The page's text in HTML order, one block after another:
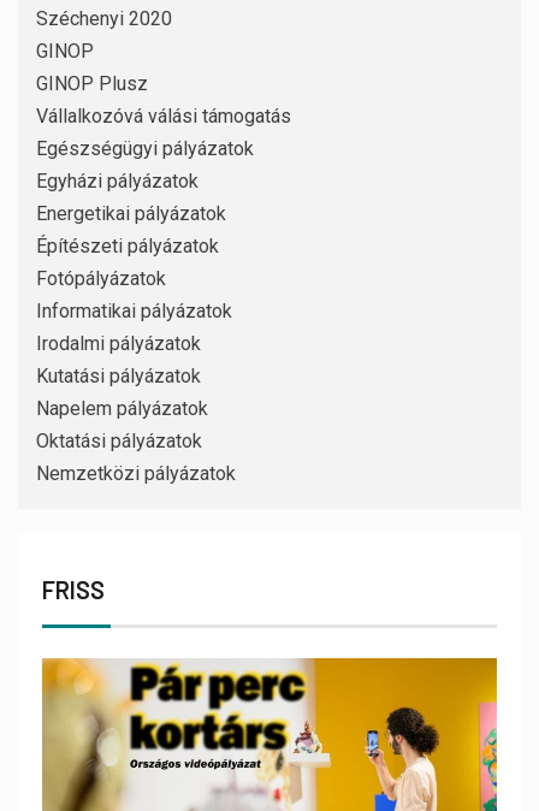
Széchenyi 2020
GINOP
GINOP Plusz
Vállalkozóvá válási támogatás
Egészségügyi pályázatok
Egyházi pályázatok
Energetikai pályázatok
Építészeti pályázatok
Fotópályázatok
Informatikai pályázatok
Irodalmi pályázatok
Kutatási pályázatok
Napelem pályázatok
Oktatási pályázatok
Nemzetközi pályázatok
FRISS